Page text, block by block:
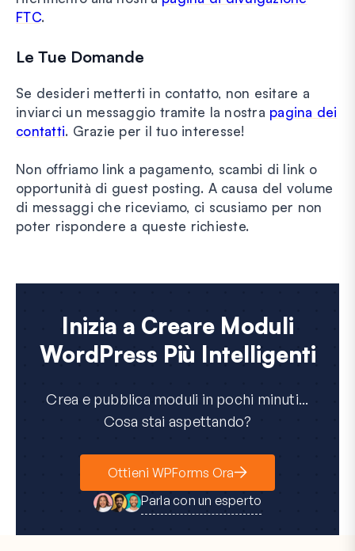
FTC.
Le Tue Domande
Se desideri metterti in contatto, non esitare a
inviarci un messaggio tramite la nostra pagina dei
contatti. Grazie per il tuo interesse!
Non offriamo link a pagamento, scambi di link o
opportunità di guest posting. A causa del volume
di messaggi che riceviamo, ci scusiamo per non
poter rispondere a queste richieste.
Inizia a Creare Moduli
WordPress Più Intelligenti
Crea e pubblica moduli in pochi minuti...
Cosa stai aspettando?
Ottieni WPForms Ora
Parla con un esperto